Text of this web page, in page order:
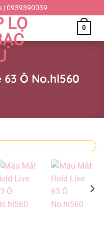
| 0939390039
0
Ô No.hl560